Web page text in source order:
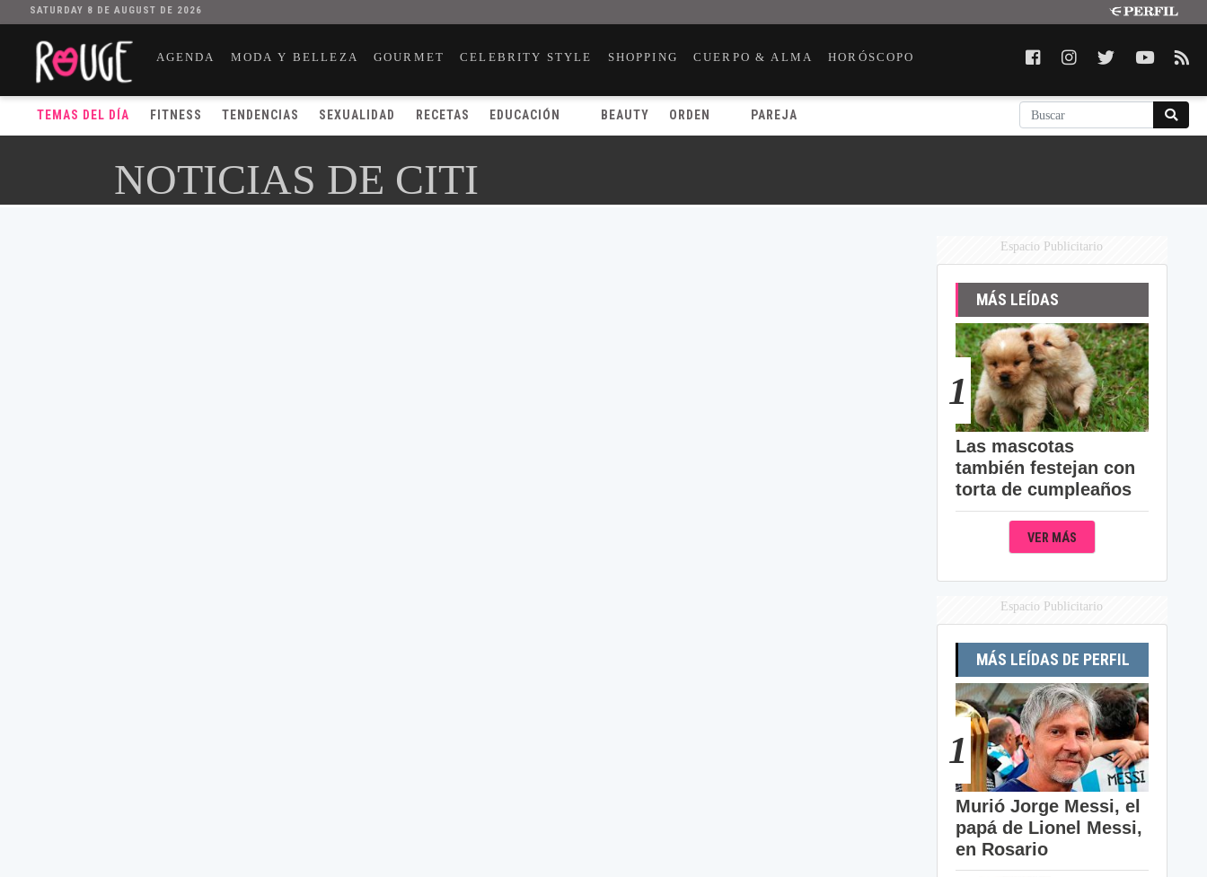
SATURDAY 8 DE AUGUST DE 2026
AGENDA MODA Y BELLEZA GOURMET CELEBRITY STYLE SHOPPING CUERPO & ALMA HORÓSCOPO
TEMAS DEL DÍA FITNESS TENDENCIAS SEXUALIDAD RECETAS EDUCACIÓN BEAUTY ORDEN PAREJA
NOTICIAS DE CITI
Espacio Publicitario
MÁS LEÍDAS
1
Las mascotas
también festejan con
torta de cumpleaños
VER MÁS
Espacio Publicitario
MÁS LEÍDAS DE PERFIL
1
Murió Jorge Messi, el
papá de Lionel Messi,
en Rosario